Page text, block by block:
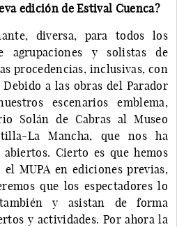
edición de Estival Cuenca?
diversa, para todos los
agrupaciones y solistas de
procedencias, inclusivas, con
a las obras del Parador
escenarios emblema,
Solán de Cabras al Museo
La Mancha, que nos ha
Cierto es que hemos
MUPA en ediciones previas,
que los espectadores lo
y asistan de forma
y actividades. Por ahora la